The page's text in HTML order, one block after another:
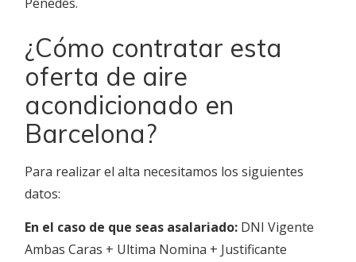
¿Cómo contratar esta
oferta de aire
acondicionado en
Barcelona?
Para realizar el alta necesitamos los siguientes
datos:
En el caso de que seas asalariado: DNI Vigente
Ambas Caras + Ultima Nomina + Justificante